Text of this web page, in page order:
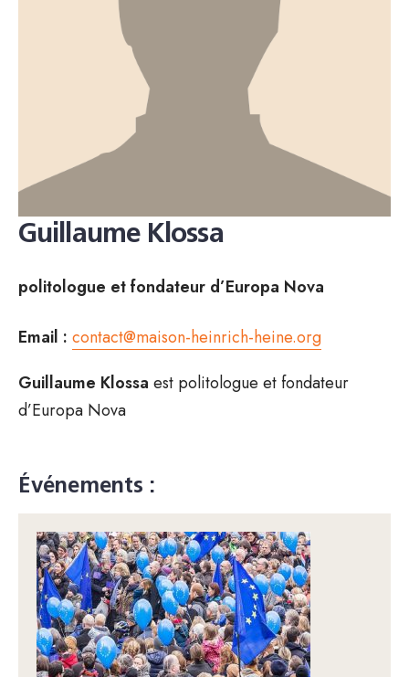
Guillaume Klossa
politologue et fondateur d’Europa Nova
Email : contact@maison-heinrich-heine.org
Guillaume Klossa est politologue et fondateur
d’Europa Nova
Événements :